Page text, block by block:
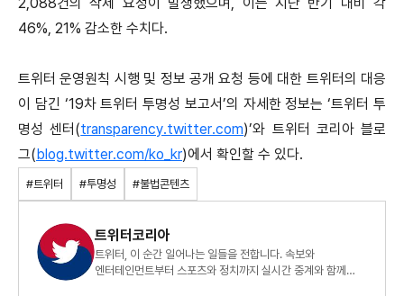
46%, 21% 감소한 수치다.
트위터 운영원칙 시행 및 정보 공개 요청 등에 대한 트위터의 대응
이 담긴 ‘19차 트위터 투명성 보고서’의 자세한 정보는 ‘트위터 투
명성 센터(transparency.twitter.com)’와 트위터 코리아 블로
그(blog.twitter.com/ko_kr)에서 확인할 수 있다.
#트위터 #투명성 #불법콘텐츠
트위터코리아
트위터, 이 순간 일어나는 일들을 전합니다. 속보와
엔터테인먼트부터 스포츠와 정치까지 실시간 중계와 함께